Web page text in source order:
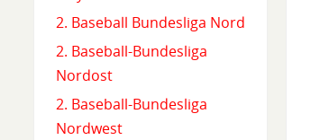
2. Baseball Bundesliga Nord
2. Baseball-Bundesliga
Nordost
2. Baseball-Bundesliga
Nordwest